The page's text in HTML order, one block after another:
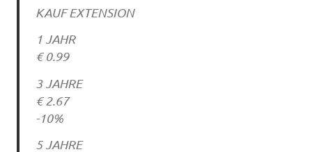
KAUF EXTENSION
1 JAHR
€ 0.99
3 JAHRE
€ 2.67
-10%
5 JAHRE